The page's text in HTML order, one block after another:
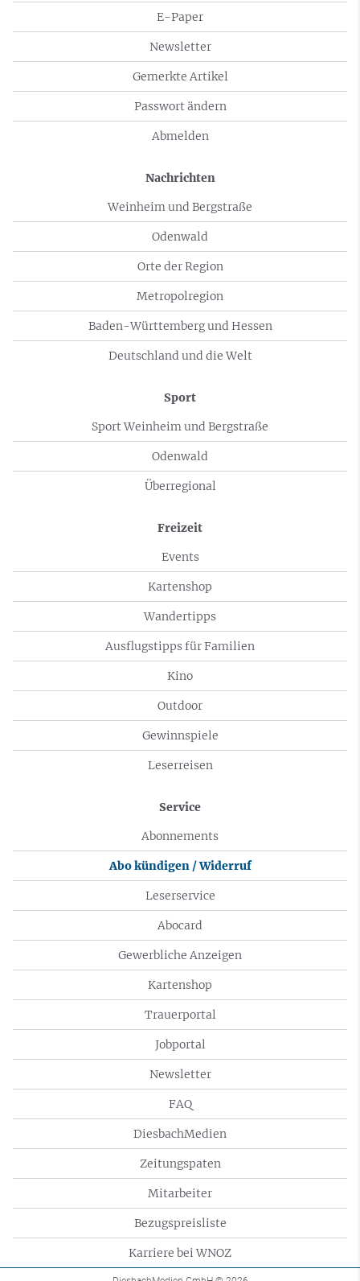
E-Paper
Newsletter
Gemerkte Artikel
Passwort ändern
Abmelden
Nachrichten
Weinheim und Bergstraße
Odenwald
Orte der Region
Metropolregion
Baden-Württemberg und Hessen
Deutschland und die Welt
Sport
Sport Weinheim und Bergstraße
Odenwald
Überregional
Freizeit
Events
Kartenshop
Wandertipps
Ausflugstipps für Familien
Kino
Outdoor
Gewinnspiele
Leserreisen
Service
Abonnements
Abo kündigen / Widerruf
Leserservice
Abocard
Gewerbliche Anzeigen
Kartenshop
Trauerportal
Jobportal
Newsletter
FAQ
DiesbachMedien
Zeitungspaten
Mitarbeiter
Bezugspreisliste
Karriere bei WNOZ